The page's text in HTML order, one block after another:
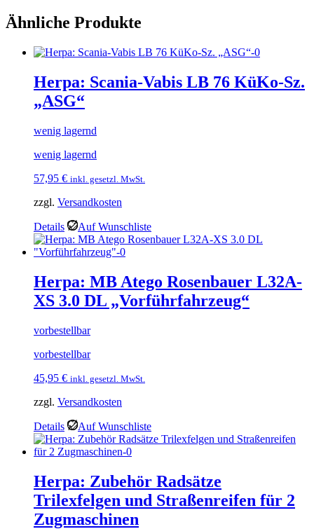
Ähnliche Produkte
Herpa: Scania-Vabis LB 76 KüKo-Sz.
„ASG“
wenig lagernd
wenig lagernd
57,95 € inkl. gesetzl. MwSt.
zzgl. Versandkosten
Details Auf Wunschliste
Herpa: MB Atego Rosenbauer L32A-
XS 3.0 DL „Vorführfahrzeug“
vorbestellbar
vorbestellbar
45,95 € inkl. gesetzl. MwSt.
zzgl. Versandkosten
Details Auf Wunschliste
Herpa: Zubehör Radsätze
Trilexfelgen und Straßenreifen für 2
Zugmaschinen